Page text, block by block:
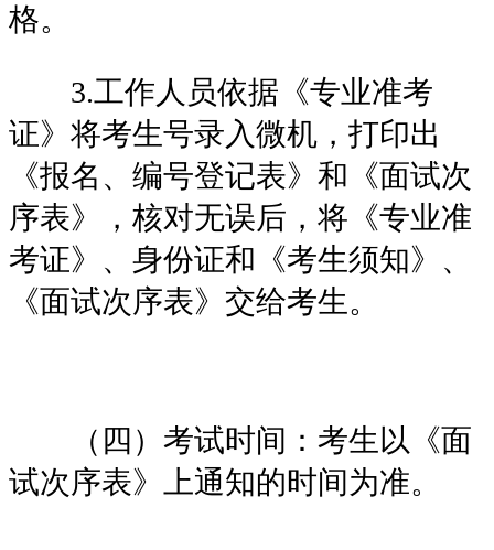
格。
3.工作人员依据《专业准考
证》将考生号录入微机，打印出
《报名、编号登记表》和《面试次
序表》，核对无误后，将《专业准
考证》、身份证和《考生须知》、
《面试次序表》交给考生。
（四）考试时间：考生以《面
试次序表》上通知的时间为准。